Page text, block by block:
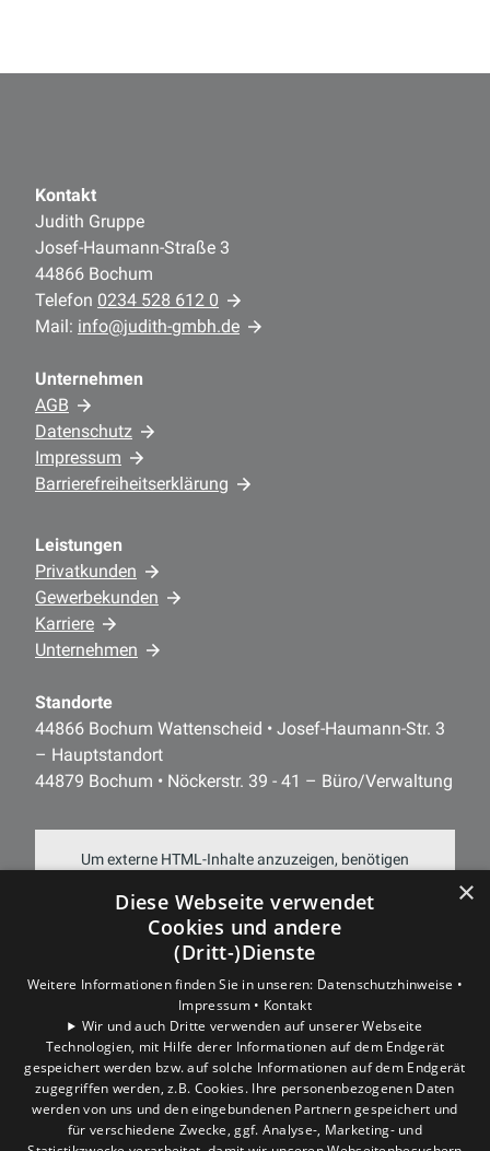
Kontakt
Judith Gruppe
Josef-Haumann-Straße 3
44866 Bochum
Telefon 0234 528 612 0
Mail: info@judith-gmbh.de
Unternehmen
AGB
Datenschutz
Impressum
Barrierefreiheitserklärung
Leistungen
Privatkunden
Gewerbekunden
Karriere
Unternehmen
Standorte
44866 Bochum Wattenscheid • Josef-Haumann-Str. 3
– Hauptstandort
44879 Bochum • Nöckerstr. 39 - 41 – Büro/Verwaltung
Um externe HTML-Inhalte anzuzeigen, benötigen
Weitere Informationen finden Sie in unserer
Datenschutzerklärung.
COOKIE-EINSTELLUNGEN ÖFFNEN
×
Diese Webseite verwendet
Cookies und andere
(Dritt-)Dienste
Weitere Informationen finden Sie in unseren: Datenschutzhinweise •
Impressum • Kontakt
Wir und auch Dritte verwenden auf unserer Webseite
Technologien, mit Hilfe derer Informationen auf dem Endgerät
gespeichert werden bzw. auf solche Informationen auf dem Endgerät
zugegriffen werden, z.B. Cookies. Ihre personenbezogenen Daten
werden von uns und den eingebundenen Partnern gespeichert und
für verschiedene Zwecke, ggf. Analyse-, Marketing- und